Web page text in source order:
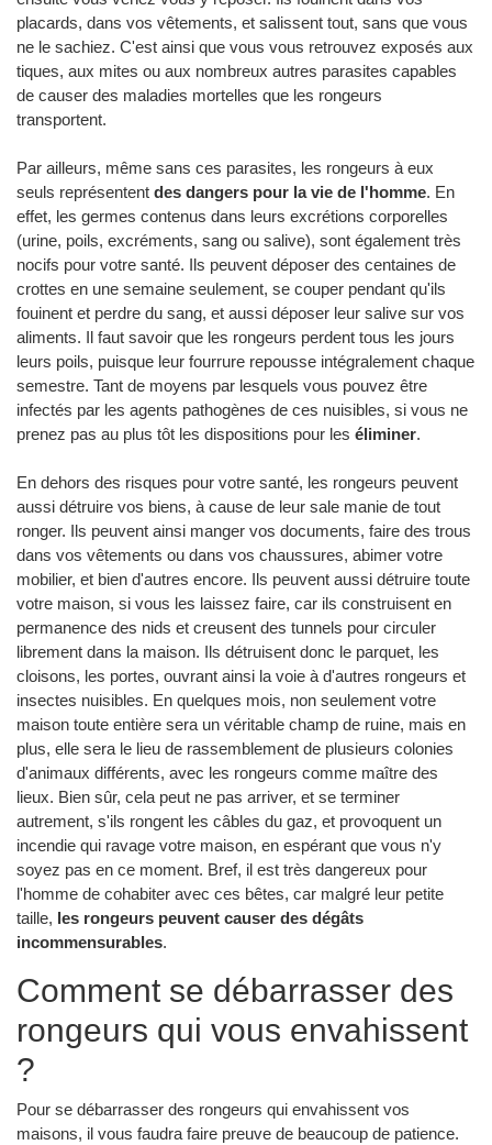
placards, dans vos vêtements, et salissent tout, sans que vous
ne le sachiez. C'est ainsi que vous vous retrouvez exposés aux
tiques, aux mites ou aux nombreux autres parasites capables
de causer des maladies mortelles que les rongeurs
transportent.
Par ailleurs, même sans ces parasites, les rongeurs à eux
seuls représentent des dangers pour la vie de l'homme. En
effet, les germes contenus dans leurs excrétions corporelles
(urine, poils, excréments, sang ou salive), sont également très
nocifs pour votre santé. Ils peuvent déposer des centaines de
crottes en une semaine seulement, se couper pendant qu'ils
fouinent et perdre du sang, et aussi déposer leur salive sur vos
aliments. Il faut savoir que les rongeurs perdent tous les jours
leurs poils, puisque leur fourrure repousse intégralement chaque
semestre. Tant de moyens par lesquels vous pouvez être
infectés par les agents pathogènes de ces nuisibles, si vous ne
prenez pas au plus tôt les dispositions pour les éliminer.
En dehors des risques pour votre santé, les rongeurs peuvent
aussi détruire vos biens, à cause de leur sale manie de tout
ronger. Ils peuvent ainsi manger vos documents, faire des trous
dans vos vêtements ou dans vos chaussures, abimer votre
mobilier, et bien d'autres encore. Ils peuvent aussi détruire toute
votre maison, si vous les laissez faire, car ils construisent en
permanence des nids et creusent des tunnels pour circuler
librement dans la maison. Ils détruisent donc le parquet, les
cloisons, les portes, ouvrant ainsi la voie à d'autres rongeurs et
insectes nuisibles. En quelques mois, non seulement votre
maison toute entière sera un véritable champ de ruine, mais en
plus, elle sera le lieu de rassemblement de plusieurs colonies
d'animaux différents, avec les rongeurs comme maître des
lieux. Bien sûr, cela peut ne pas arriver, et se terminer
autrement, s'ils rongent les câbles du gaz, et provoquent un
incendie qui ravage votre maison, en espérant que vous n'y
soyez pas en ce moment. Bref, il est très dangereux pour
l'homme de cohabiter avec ces bêtes, car malgré leur petite
taille, les rongeurs peuvent causer des dégâts
incommensurables.
Comment se débarrasser des
rongeurs qui vous envahissent
?
Pour se débarrasser des rongeurs qui envahissent vos
maisons, il vous faudra faire preuve de beaucoup de patience.